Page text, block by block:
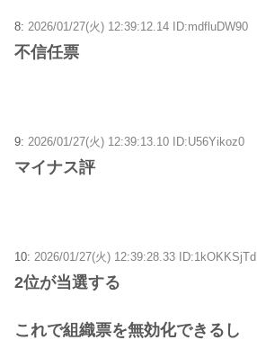
8: 2026/01/27(火) 12:39:12.14 ID:mdfluDW90
不信任票
9: 2026/01/27(火) 12:39:13.10 ID:U56Yikoz0
マイナス評
10: 2026/01/27(火) 12:39:28.33 ID:1kOKKSjTd
2位が当選する
これで組織票を無効化できるし